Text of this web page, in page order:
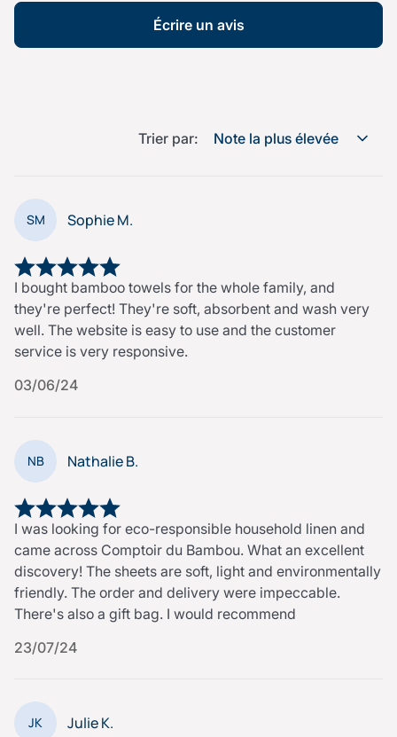
Écrire un avis
Trier par: Note la plus élevée
SM Sophie M.
I bought bamboo towels for the whole family, and
they're perfect! They're soft, absorbent and wash very
well. The website is easy to use and the customer
service is very responsive.
03/06/24
NB Nathalie B.
I was looking for eco-responsible household linen and
came across Comptoir du Bambou. What an excellent
discovery! The sheets are soft, light and environmentally
friendly. The order and delivery were impeccable.
There's also a gift bag. I would recommend
23/07/24
JK Julie K.